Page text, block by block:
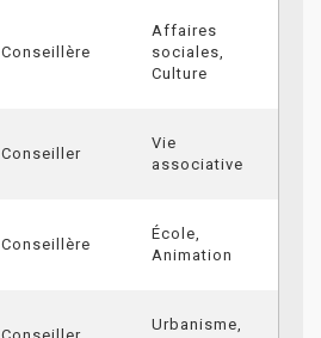
Conseillère
Affaires
sociales,
Culture
Conseiller
Vie
associative
Conseillère
École,
Animation
Urbanisme,